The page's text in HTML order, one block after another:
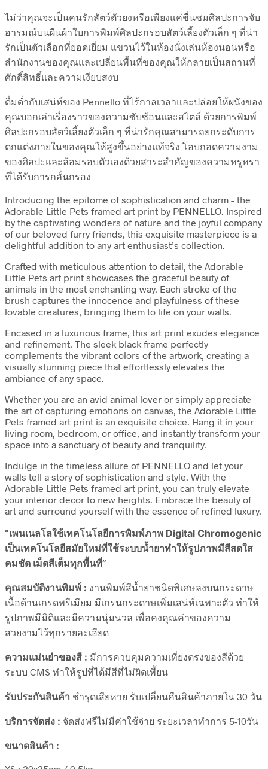
ไม่ว่าคุณจะเป็นคนรักสัตว์ตัวยงหรือเพียงแค่ชื่นชมศิลปะการจับ
อารมณ์บนผืนผ้าใบการพิมพ์ศิลปะกรอบสัตว์เลี้ยงตัวเล็ก ๆ ที่น่า
รักเป็นตัวเลือกที่ยอดเยี่ยม แขวนไว้ในห้องนั่งเล่นห้องนอนหรือ
สำนักงานของคุณและเปลี่ยนพื้นที่ของคุณให้กลายเป็นสถานที่
ศักดิ์สิทธิ์และความเงียบสงบ
ดื่มด่ำกับเสน่ห์ของ Pennello ที่ไร้กาลเวลาและปล่อยให้ผนังของ
คุณบอกเล่าเรื่องราวของความซับซ้อนและสไตล์ ด้วยการพิมพ์
ศิลปะกรอบสัตว์เลี้ยงตัวเล็ก ๆ ที่น่ารักคุณสามารถยกระดับการ
ตกแต่งภายในของคุณให้สูงขึ้นอย่างแท้จริง โอบกอดความงาม
ของศิลปะและล้อมรอบตัวเองด้วยสาระสำคัญของความหรูหรา
ที่ได้รับการกลั่นกรอง
Introducing the epitome of sophistication and charm – the
Adorable Little Pets framed art print by PENNELLO. Inspired
by the captivating wonders of nature and the joyful company
of our beloved furry friends, this exquisite masterpiece is a
delightful addition to any art enthusiast’s collection.
Crafted with meticulous attention to detail, the Adorable
Little Pets art print showcases the graceful beauty of
animals in the most enchanting way. Each stroke of the
brush captures the innocence and playfulness of these
lovable creatures, bringing them to life on your walls.
Encased in a luxurious frame, this art print exudes elegance
and refinement. The sleek black frame perfectly
complements the vibrant colors of the artwork, creating a
visually stunning piece that effortlessly elevates the
ambiance of any space.
Whether you are an avid animal lover or simply appreciate
the art of capturing emotions on canvas, the Adorable Little
Pets framed art print is an exquisite choice. Hang it in your
living room, bedroom, or office, and instantly transform your
space into a sanctuary of beauty and tranquility.
Indulge in the timeless allure of PENNELLO and let your
walls tell a story of sophistication and style. With the
Adorable Little Pets framed art print, you can truly elevate
your interior decor to new heights. Embrace the beauty of
art and surround yourself with the essence of refined luxury.
“เพนเนลโลใช้เทคโนโลยีการพิมพ์ภาพ Digital Chromogenic
เป็นเทคโนโลยีสมัยใหม่ที่ใช้ระบบน้ำยาทำให้รูปภาพมีสีสดใส
คมชัด เม็ดสีเต็มทุกพื้นที่”
คุณสมบัติงานพิมพ์ : งานพิมพ์สีน้ำยาชนิดพิเศษลงบนกระดาษ
เนื้อด้านเกรดพรีเมียม มีเกรนกระดาษเพิ่มเสน่ห์เฉพาะตัว ทำให้
รูปภาพมีมิติและมีความนุ่มนวล เพื่อคงคุณค่าของความ
สวยงามไว้ทุกรายละเอียด
ความแม่นยำของสี : มีการควบคุมความเที่ยงตรงของสีด้วย
ระบบ CMS ทำให้รูปที่ได้มีสีที่ไม่ผิดเพี้ยน
รับประกันสินค้า ชำรุดเสียหาย รับเปลี่ยนคืนสินค้าภายใน 30 วัน
บริการจัดส่ง : จัดส่งฟรีไม่มีค่าใช้จ่าย ระยะเวลาทำการ 5-10วัน
ขนาดสินค้า :